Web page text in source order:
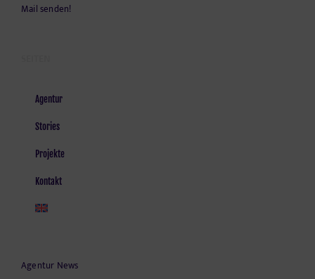
Mail senden!
Agentur
Stories
Projekte
Kontakt
Agentur News